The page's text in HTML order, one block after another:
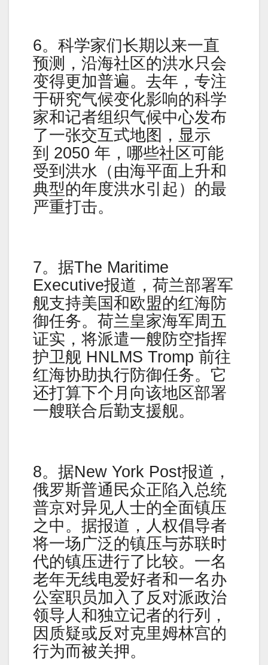
6。科学家们长期以来一直
预测，沿海社区的洪水只会
变得更加普遍。去年，专注
于研究气候变化影响的科学
家和记者组织气候中心发布
了一张交互式地图，显示
到 2050 年，哪些社区可能
受到洪水（由海平面上升和
典型的年度洪水引起）的最
严重打击。
7。据The Maritime
Executive报道，荷兰部署军
舰支持美国和欧盟的红海防
御任务。荷兰皇家海军周五
证实，将派遣一艘防空指挥
护卫舰 HNLMS Tromp 前往
红海协助执行防御任务。它
还打算下个月向该地区部署
一艘联合后勤支援舰。
8。据New York Post报道，
俄罗斯普通民众正陷入总统
普京对异见人士的全面镇压
之中。据报道，人权倡导者
将一场广泛的镇压与苏联时
代的镇压进行了比较。一名
老年无线电爱好者和一名办
公室职员加入了反对派政治
领导人和独立记者的行列，
因质疑或反对克里姆林宫的
行为而被关押。